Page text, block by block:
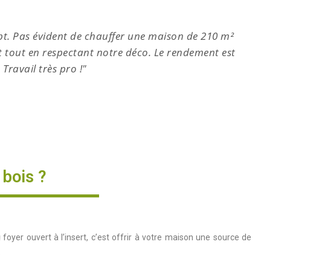
Pas évident de chauffer une maison de 210 m²
en respectant notre déco. Le rendement est
Travail très pro !"
?
ouvert à l’insert, c’est offrir à votre maison une source de